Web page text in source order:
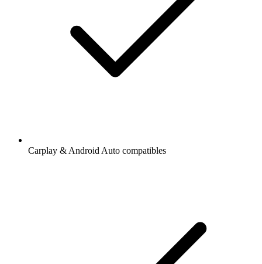
Carplay & Android Auto compatibles